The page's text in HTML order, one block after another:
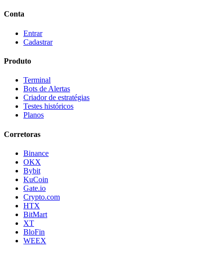
Conta
Entrar
Cadastrar
Produto
Terminal
Bots de Alertas
Criador de estratégias
Testes históricos
Planos
Corretoras
Binance
OKX
Bybit
KuCoin
Gate.io
Crypto.com
HTX
BitMart
XT
BloFin
WEEX